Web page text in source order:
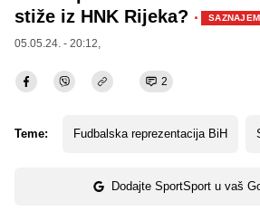
stiže iz HNK Rijeka? ·
05.05.24. - 20:12,
2
Teme: Fudbalska reprezentacija BiH
Dodajte SportSport u vaš